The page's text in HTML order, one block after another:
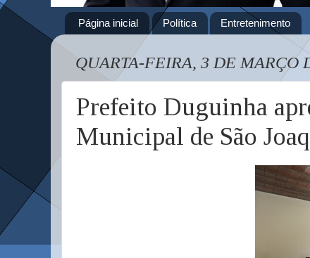
Página inicial Política Entretenimento
QUARTA-FEIRA, 3 DE MARÇO
Prefeito Duguinha
Municipal de São